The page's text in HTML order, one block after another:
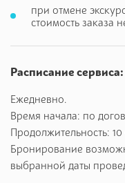
при отмене
стоимость заказа
Расписание сервиса:
Ежедневно.
Время начала: по
Продолжительность: 10
Бронирование
выбранной даты